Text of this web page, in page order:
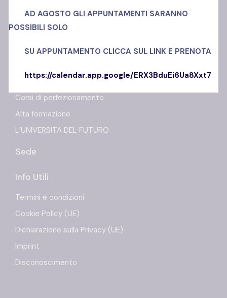
Master
Corsi di perfezionamento
Alta formazione
L’UNIVERSITA DEL FUTURO
Sede
Info Utili
Termini e condizioni
Cookie Policy (UE)
Dichiarazione sulla Privacy (UE)
Imprint
Disconoscimento
AD AGOSTO GLI APPUNTAMENTI SARANNO
POSSIBILI SOLO
SU APPUNTAMENTO CLICCA SUL LINK E PRENOTA
https://calendar.app.google/ERX3BduEi6Ua8Xxt7